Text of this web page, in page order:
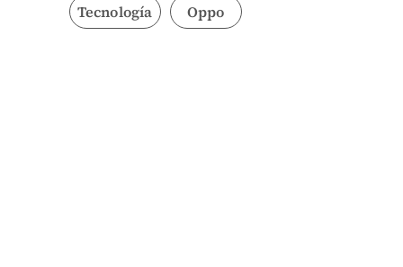
Tecnología Oppo